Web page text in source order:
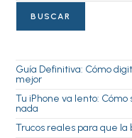
BUSCAR
Guía Definitiva: Cómo
mejor
Tu iPhone va lento:
nada
Trucos reales para que